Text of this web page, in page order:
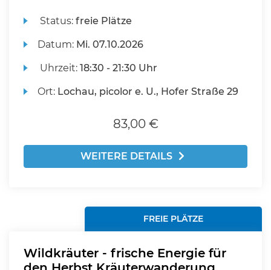
Status:freie Plätze
Datum: Mi. 07.10.2026
Uhrzeit:18:30 - 21:30 Uhr
Ort: Lochau, picolor e. U., Hofer Straße 29
83,00 €
WEITERE DETAILS
FREIE PLÄTZE
Wildkräuter - frische Energie für